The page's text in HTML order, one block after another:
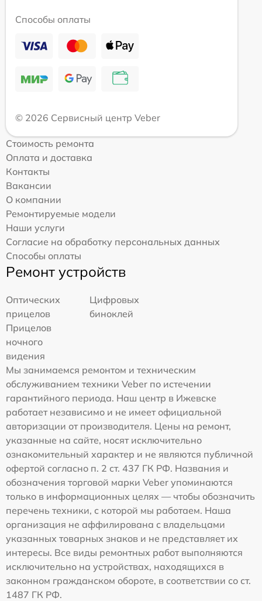
Способы оплаты
© 2026 Сервисный центр Veber
Стоимость ремонта
Оплата и доставка
Контакты
Вакансии
О компании
Ремонтируемые модели
Наши услуги
Согласие на обработку персональных данных
Способы оплаты
Ремонт устройств
Оптических
прицелов
Цифровых
биноклей
Прицелов
ночного
видения
Мы занимаемся ремонтом и техническим
обслуживанием техники Veber по истечении
гарантийного периода. Наш центр в Ижевске
работает независимо и не имеет официальной
авторизации от производителя. Цены на ремонт,
указанные на сайте, носят исключительно
ознакомительный характер и не являются публичной
офертой согласно п. 2 ст. 437 ГК РФ. Названия и
обозначения торговой марки Veber упоминаются
только в информационных целях — чтобы обозначить
перечень техники, с которой мы работаем. Наша
организация не аффилирована с владельцами
указанных товарных знаков и не представляет их
интересы. Все виды ремонтных работ выполняются
исключительно на устройствах, находящихся в
законном гражданском обороте, в соответствии со ст.
1487 ГК РФ.